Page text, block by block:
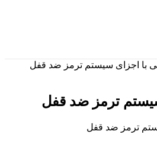
با اجزای سیستم ترمز ضد قفل
ترمز ضد قفل